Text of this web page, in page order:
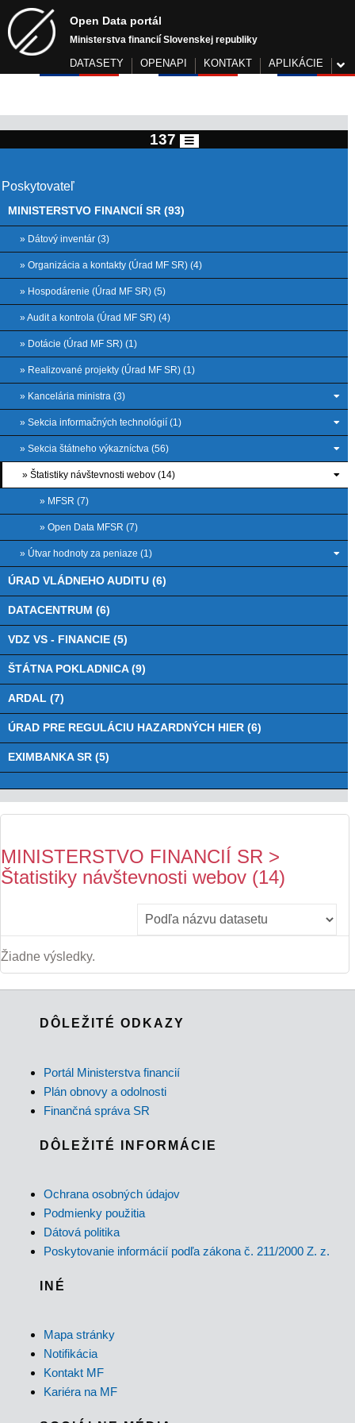
Open Data portál
Ministerstva financií Slovenskej republiky
DATASETY OPENAPI KONTAKT APLIKÁCIE
137
Poskytovateľ
MINISTERSTVO FINANCIÍ SR (93)
» Dátový inventár (3)
» Organizácia a kontakty (Úrad MF SR) (4)
» Hospodárenie (Úrad MF SR) (5)
» Audit a kontrola (Úrad MF SR) (4)
» Dotácie (Úrad MF SR) (1)
» Realizované projekty (Úrad MF SR) (1)
» Kancelária ministra (3)
» Sekcia informačných technológií (1)
» Sekcia štátneho výkazníctva (56)
» Štatistiky návštevnosti webov (14)
» MFSR (7)
» Open Data MFSR (7)
» Útvar hodnoty za peniaze (1)
ÚRAD VLÁDNEHO AUDITU (6)
DATACENTRUM (6)
VDZ VS - FINANCIE (5)
ŠTÁTNA POKLADNICA (9)
ARDAL (7)
ÚRAD PRE REGULÁCIU HAZARDNÝCH HIER (6)
EXIMBANKA SR (5)
MINISTERSTVO FINANCIÍ SR >
Štatistiky návštevnosti webov (14)
Žiadne výsledky.
DÔLEŽITÉ ODKAZY
Portál Ministerstva financií
Plán obnovy a odolnosti
Finančná správa SR
DÔLEŽITÉ INFORMÁCIE
Ochrana osobných údajov
Podmienky použitia
Dátová politika
Poskytovanie informácií podľa zákona č. 211/2000 Z. z.
INÉ
Mapa stránky
Notifikácia
Kontakt MF
Kariéra na MF